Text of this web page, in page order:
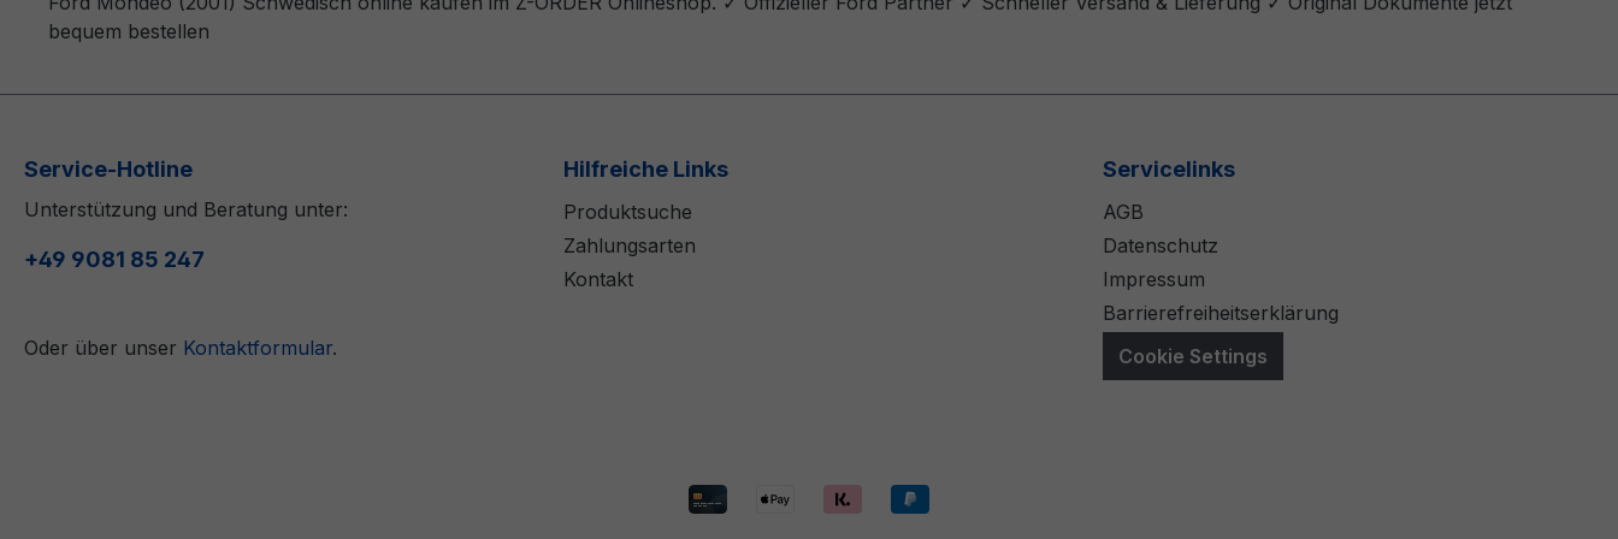
bequem bestellen
Service-Hotline
Unterstützung und Beratung unter:
+49 9081 85 247
Oder über unser Kontaktformular.
Hilfreiche Links
Produktsuche
Zahlungsarten
Kontakt
Servicelinks
AGB
Datenschutz
Impressum
Barrierefreiheitserklärung
Cookie Settings